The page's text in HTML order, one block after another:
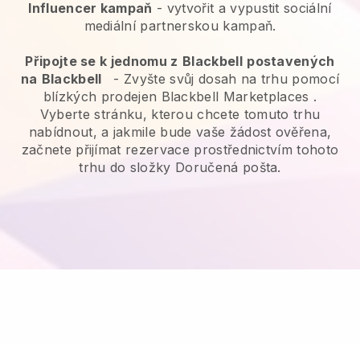
Influencer kampaň - vytvořit a vypustit sociální
mediální partnerskou kampaň.
Připojte se k jednomu z Blackbell postavených
na Blackbell - Zvyšte svůj dosah na trhu pomocí
blízkých prodejen Blackbell Marketplaces .
Vyberte stránku, kterou chcete tomuto trhu
nabídnout, a jakmile bude vaše žádost ověřena,
začnete přijímat rezervace prostřednictvím tohoto
trhu do složky Doručená pošta.